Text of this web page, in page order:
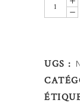
Wax
Africain
UGS :